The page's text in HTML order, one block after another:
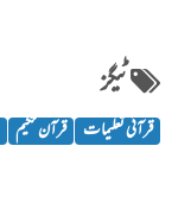
ٹیگز
قرآنی تعلیمات قرآن حکیم